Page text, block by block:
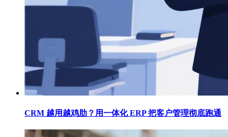
CRM 越用越鸡肋？用一体化 ERP 把客户管理彻底跑通